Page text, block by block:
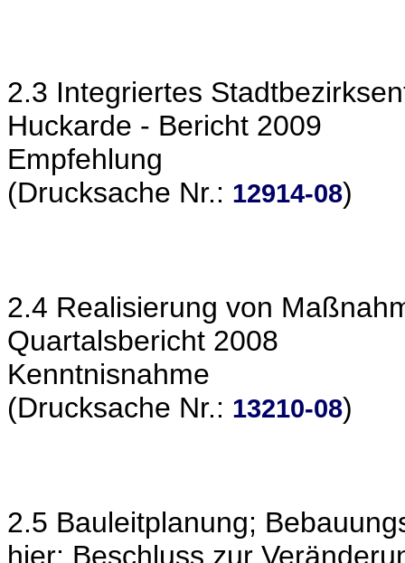
2.3 Integriertes
Huckarde - Bericht 2009
Empfehlung
(Drucksache Nr.: 12914-08)
2.4 Realisierung von
Quartalsbericht 2008
Kenntnisnahme
(Drucksache Nr.: 13210-08)
2.5 Bauleitplanung;
hier: Beschluss zur